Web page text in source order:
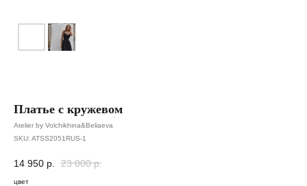
Платье с кружевом
Atelier by Volchikhina&Beliaeva
SKU: ATSS2051RUS-1
14 950 р. 23 000 р.
цвет